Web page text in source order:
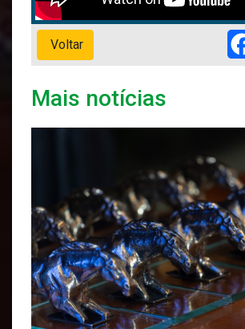
Voltar
Mais notícias